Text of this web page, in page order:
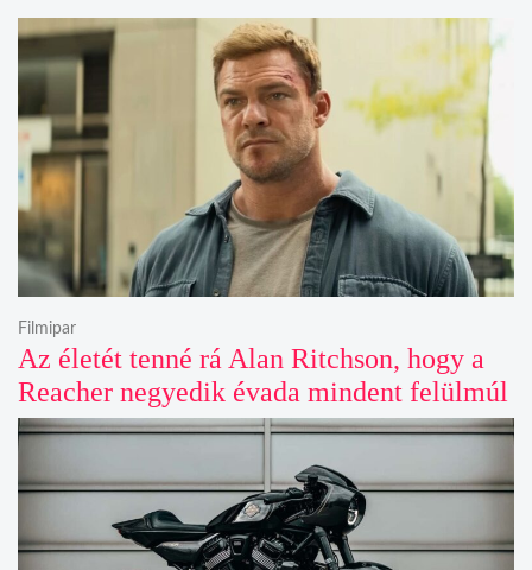
Az életét tenné rá Alan Ritchson, hogy a
Reacher negyedik évada mindent felülmúl
Filmipar